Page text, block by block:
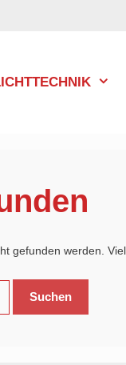
gefunden werden.